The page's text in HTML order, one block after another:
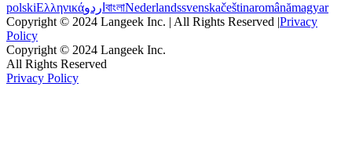
polskiΕλληνικάاردو বাংলাNederlandssvenskačeštinaromânămagyar
Copyright © 2024 Langeek Inc. | All Rights Reserved |Privacy
Policy
Copyright © 2024 Langeek Inc.
All Rights Reserved
Privacy Policy